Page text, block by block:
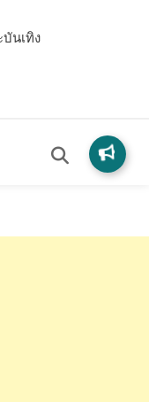
นเทิง